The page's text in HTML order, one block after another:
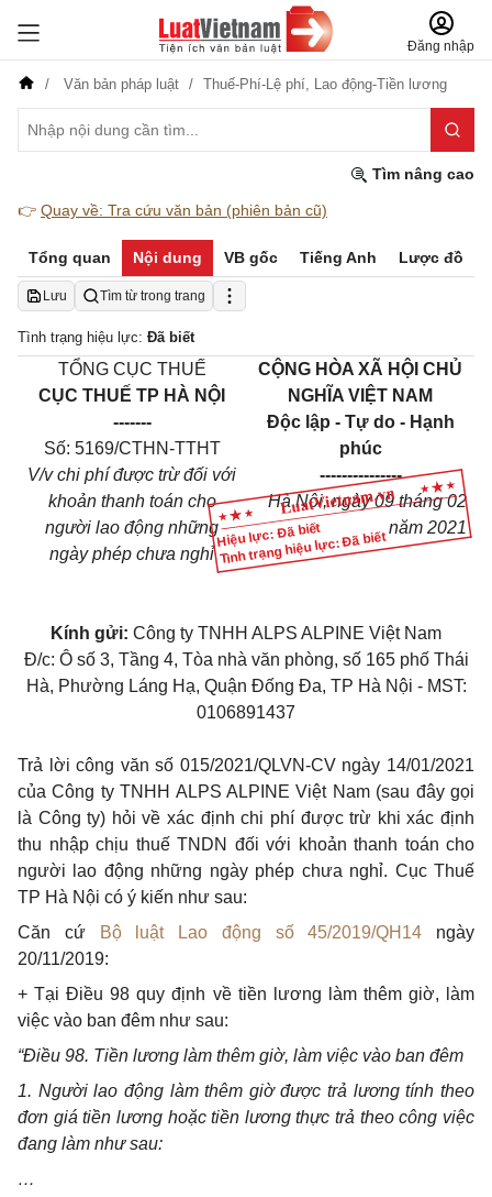
Đăng nhập
Văn bản pháp luật Thuế-Phí-Lệ phí, Lao động-Tiền lương
Tìm nâng cao
👉 Quay về: Tra cứu văn bản (phiên bản cũ)
Tổng quan Nội dung VB gốc Tiếng Anh Lược đồ
Lưu Tìm từ trong trang
Tình trạng hiệu lực: Đã biết
Hiệu lực: Đã biết
Tình trạng hiệu lực: Đã biết
TỔNG CỤC THUẾ
CỤC THUẾ TP HÀ NỘI
-------
Số: 5169/CTHN-TTHT
V/v chi phí được trừ đối với
khoản thanh toán cho
người lao động những
ngày phép chưa nghỉ
CỘNG HÒA XÃ HỘI CHỦ
NGHĨA VIỆT NAM
Độc lập - Tự do - Hạnh
phúc
---------------
Hà Nội, ngày 09 tháng 02
năm 2021
Kính gửi: Công ty TNHH ALPS ALPINE Việt Nam
Đ/c: Ô số 3, Tầng 4, Tòa nhà văn phòng, số 165 phố Thái
Hà, Phường Láng Hạ, Quận Đống Đa, TP Hà Nội - MST:
0106891437
Trả lời công văn số 015/2021/QLVN-CV ngày 14/01/2021
của Công ty TNHH ALPS ALPINE Việt Nam (sau đây gọi
là Công ty) hỏi về xác định chi phí được trừ khi xác định
thu nhập chịu thuế TNDN đối với khoản thanh toán cho
người lao động những ngày phép chưa nghỉ. Cục Thuế
TP Hà Nội có ý kiến như sau:
Căn cứ
Bộ luật Lao động số 45/2019/QH14 ngày
20/11/2019:
+ Tại Điều 98 quy định về tiền lương làm thêm giờ, làm
việc vào ban đêm như sau:
“Điều 98. Tiền lương làm thêm giờ, làm việc vào ban đêm
1. Người lao động làm thêm giờ được trả lương tính theo
đơn giátiền lương hoặc tiền lương thực trả theo công việc
đang làm như sau:
…